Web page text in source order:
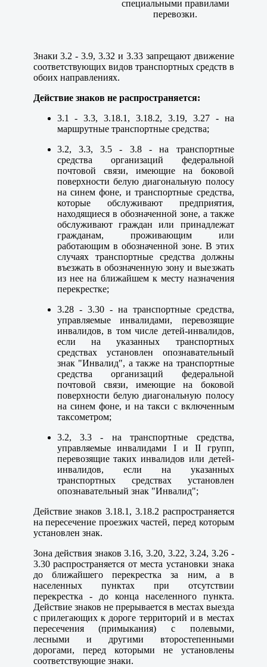
специальными правилами
перевозки.
Знаки 3.2 - 3.9, 3.32 и 3.33 запрещают движение
соответствующих видов транспортных средств в
обоих направлениях.
Действие знаков не распространяется:
3.1 - 3.3, 3.18.1, 3.18.2, 3.19, 3.27 - на
маршрутные транспортные средства;
3.2, 3.3, 3.5 - 3.8 - на транспортные
средства организаций федеральной
почтовой связи, имеющие на боковой
поверхности белую диагональную полосу
на синем фоне, и транспортные средства,
которые обслуживают предприятия,
находящиеся в обозначенной зоне, а также
обслуживают граждан или принадлежат
гражданам, проживающим или
работающим в обозначенной зоне. В этих
случаях транспортные средства должны
въезжать в обозначенную зону и выезжать
из нее на ближайшем к месту назначения
перекрестке;
3.28 - 3.30 - на транспортные средства,
управляемые инвалидами, перевозящие
инвалидов, в том числе детей-инвалидов,
если на указанных транспортных
средствах установлен опознавательный
знак "Инвалид", а также на транспортные
средства организаций федеральной
почтовой связи, имеющие на боковой
поверхности белую диагональную полосу
на синем фоне, и на такси с включенным
таксометром;
3.2, 3.3 - на транспортные средства,
управляемые инвалидами I и II групп,
перевозящие таких инвалидов или детей-
инвалидов, если на указанных
транспортных средствах установлен
опознавательный знак "Инвалид";
Действие знаков 3.18.1, 3.18.2 распространяется
на пересечение проезжих частей, перед которым
установлен знак.
Зона действия знаков 3.16, 3.20, 3.22, 3.24, 3.26 -
3.30 распространяется от места установки знака
до ближайшего перекрестка за ним, а в
населенных пунктах при отсутствии
перекрестка - до конца населенного пункта.
Действие знаков не прерывается в местах выезда
с прилегающих к дороге территорий и в местах
пересечения (примыкания) с полевыми,
лесными и другими второстепенными
дорогами, перед которыми не установлены
соответствующие знаки.